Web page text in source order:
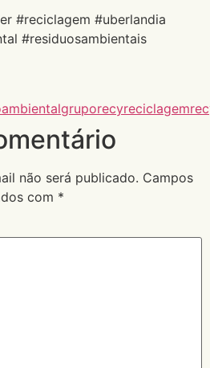
#reciclagem #uberlandia
#residuosambientais
gruporecyreciclagem
não será publicado. Campos
com *